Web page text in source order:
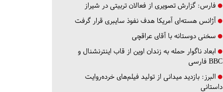
فارس: گزارش تصویری از فعالان تربیتی در شیراز
آژانس هسته‌ای آمریکا هدف نفوذ سایبری قرار گرفت
سخنی دوستانه با آقای عراقچی
ابعاد ناگوار حمله به زندان اوین از قاب اینترنشنال و
BBC فارسی
البرز: بازدید میدانی از تولید فیلم‌های خرده‌روایت
داستانی